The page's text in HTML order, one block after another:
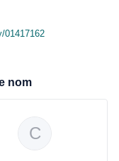
01417162
nom
C